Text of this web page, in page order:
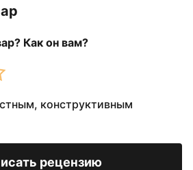
Как он вам?
конструктивным
рецензию